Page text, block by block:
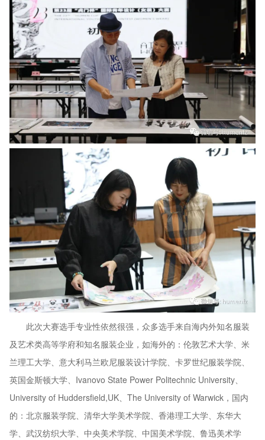
此次大赛选手专业性依然很强，众多选手来自海内外知名服装
及艺术类高等学府和知名服装企业，如海外的：伦敦艺术大学、米
兰理工大学、意大利马兰欧尼服装设计学院、卡罗世纪服装学院、
英国金斯顿大学、Ivanovo State Power Politechnic University、
University of Huddersfield,UK、The University of Warwick，国内
的：北京服装学院、清华大学美术学院、香港理工大学、东华大
学、武汉纺织大学、中央美术学院、中国美术学院、鲁迅美术学